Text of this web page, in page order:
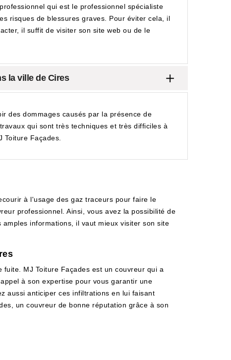
qui est le professionnel spécialiste
risques de blessures graves. Pour éviter cela, il
il suffit de visiter son site web ou de le
la ville de Cires
des dommages causés par la présence de
qui sont très techniques et très difficiles à
Façades.
à l'usage des gaz traceurs pour faire le
professionnel. Ainsi, vous avez la possibilité de
informations, il vaut mieux visiter son site
MJ Toiture Façades est un couvreur qui a
à son expertise pour vous garantir une
aussi anticiper ces infiltrations en lui faisant
un couvreur de bonne réputation grâce à son